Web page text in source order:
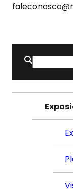
Buscar
por: